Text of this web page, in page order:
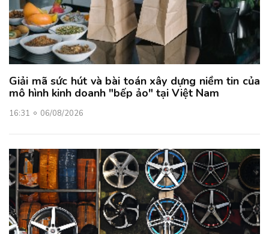
Giải mã sức hút và bài toán xây dựng niềm tin của
mô hình kinh doanh "bếp ảo" tại Việt Nam
16:31 06/08/2026